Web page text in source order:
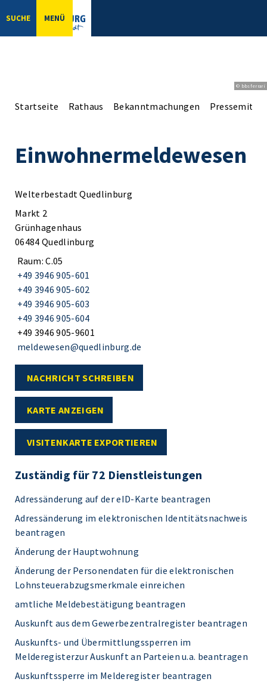
SUCHE MENÜ
© bbsferrari
Startseite Rathaus Bekanntmachungen
Einwohnermeldewesen
Welterbestadt Quedlinburg
Markt 2
Grünhagenhaus
06484 Quedlinburg
Raum: C.05
+49 3946 905-601
+49 3946 905-602
+49 3946 905-603
+49 3946 905-604
+49 3946 905-9601
meldewesen@quedlinburg.de
NACHRICHT SCHREIBEN
KARTE ANZEIGEN
VISITENKARTE EXPORTIEREN
Zuständig für 72 Dienstleistungen
Adressänderung auf der eID-Karte beantragen
Adressänderung im elektronischen Identitätsnachweis
beantragen
Änderung der Hauptwohnung
Änderung der Personendaten für die elektronischen
Lohnsteuerabzugsmerkmale einreichen
amtliche Meldebestätigung beantragen
Auskunft aus dem Gewerbezentralregister beantragen
Auskunfts- und Übermittlungssperren im
Melderegisterzur Auskunft an Parteien u.a. beantragen
Auskunftssperre im Melderegister beantragen